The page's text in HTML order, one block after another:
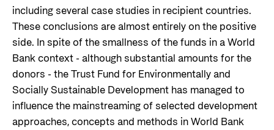
including several case studies in recipient countries.
These conclusions are almost entirely on the positive
side. In spite of the smallness of the funds in a World
Bank context - although substantial amounts for the
donors - the Trust Fund for Environmentally and
Socially Sustainable Development has managed to
influence the mainstreaming of selected development
approaches, concepts and methods in World Bank